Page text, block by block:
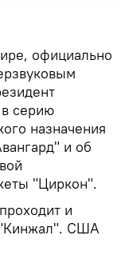
официально
серию
назначения
и об
"Циркон".
и
"Кинжал". США